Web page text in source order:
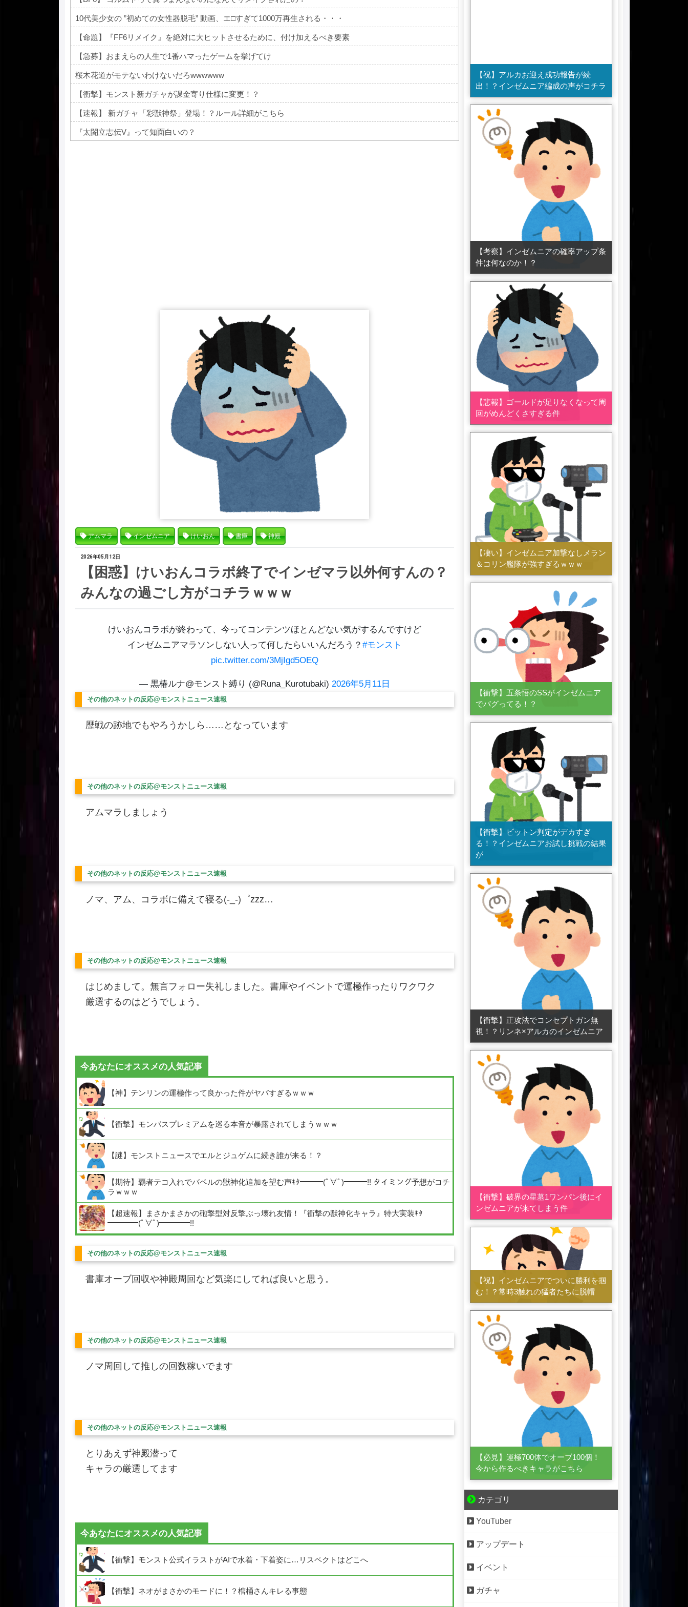
10代美少女の ”初めての女性器脱毛” 動画、エ□すぎて1000万再生される・・・
【命題】『FF6リメイク』を絶対に大ヒットさせるために、付け加えるべき要素
【急募】おまえらの人生で1番ハマったゲームを挙げてけ
桜木花道がモテないわけないだろwwwwww
【衝撃】モンスト新ガチャが課金寄り仕様に変更！？
【速報】 新ガチャ「彩獣神祭」登場！？ルール詳細がこちら
『太閤立志伝V』って知面白いの？
アムマラ インゼムニア けいおん 書庫 神殿
2026年05月12日
【困惑】けいおんコラボ終了でインゼマラ以外何すんの？
みんなの過ごし方がコチラｗｗｗ
けいおんコラボが終わって、今ってコンテンツほとんどない気がするんですけど
インゼムニアマラソンしない人って何したらいいんだろう？ #モンスト
pic.twitter.com/3MjIgd5OEQ
— 黒椿ルナ@モンスト縛り (@Runa_Kurotubaki) 2026年5月11日
その他のネットの反応@モンストニュース速報
歴戦の跡地でもやろうかしら……となっています
その他のネットの反応@モンストニュース速報
アムマラしましょう
その他のネットの反応@モンストニュース速報
ノマ、アム、コラボに備えて寝る(-_-)゜zzz…
その他のネットの反応@モンストニュース速報
はじめまして。無言フォロー失礼しました。書庫やイベントで運極作ったりワクワク
厳選するのはどうでしょう。
今あなたにオススメの人気記事
【神】テンリンの運極作って良かった件がヤバすぎるｗｗｗ
【衝撃】モンパスプレミアムを巡る本音が暴露されてしまうｗｗｗ
【謎】モンストニュースでエルとジュゲムに続き誰が来る！？
【期待】覇者テコ入れでバベルの獣神化追加を望む声ｷﾀ━━━(ﾟ∀ﾟ)━━━!! タイミング予想がコチ
ラｗｗｗ
【超速報】まさかまさかの砲撃型対反撃ぶっ壊れ友情！『衝撃の獣神化キャラ』特大実装ｷﾀ
━━━━(ﾟ∀ﾟ)━━━━!!
その他のネットの反応@モンストニュース速報
書庫オーブ回収や神殿周回など気楽にしてれば良いと思う。
その他のネットの反応@モンストニュース速報
ノマ周回して推しの回数稼いでます
その他のネットの反応@モンストニュース速報
とりあえず神殿潜って
キャラの厳選してます
今あなたにオススメの人気記事
【衝撃】モンスト公式イラストがAIで水着・下着姿に…リスペクトはどこへ
【衝撃】ネオがまさかのモードに！？棺桶さんキレる事態
【祝】アルカお迎え成功報告が続
出！？インゼムニア編成の声がコチラ
【考察】インゼムニアの確率アップ条
件は何なのか！？
【悲報】ゴールドが足りなくなって周
回がめんどくさすぎる件
【凄い】インゼムニア加撃なしメラン
＆コリン艦隊が強すぎるｗｗｗ
【衝撃】五条悟のSSがインゼムニア
でバグってる！？
【衝撃】ビットン判定がデカすぎ
る！？インゼムニアお試し挑戦の結果
が
【衝撃】正攻法でコンセプトガン無
視！？リンネ×アルカのインゼムニア
【衝撃】破界の星墓1ワンパン後にイ
ンゼムニアが来てしまう件
【祝】インゼムニアでついに勝利を掴
む！？常時3触れの猛者たちに脱帽
【必見】運極700体でオーブ100個！
今から作るべきキャラがこちら
カテゴリ
YouTuber
アップデート
イベント
ガチャ